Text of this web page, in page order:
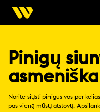
Pinigų
Norite siųsti pinigus vos per
pas vieną mūsų atstovų.